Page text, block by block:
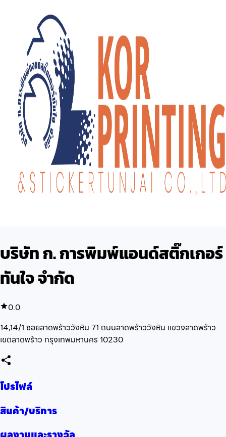
บริษัท ก. การพิมพ์แอนด์สติ๊กเกอร์
ทันใจ จำกัด
0.0
14,14/1 ซอยลาดพร้าววังหิน 71 ถนนลาดพร้าววังหิน แขวงลาดพร้าว
เขตลาดพร้าว กรุงเทพมหานคร 10230
โปรไฟล์
สินค้า/บริการ